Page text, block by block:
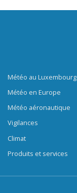
Météo au Luxembourg
Météo en Europe
Météo aéronautique
Vigilances
Climat
Produits et services